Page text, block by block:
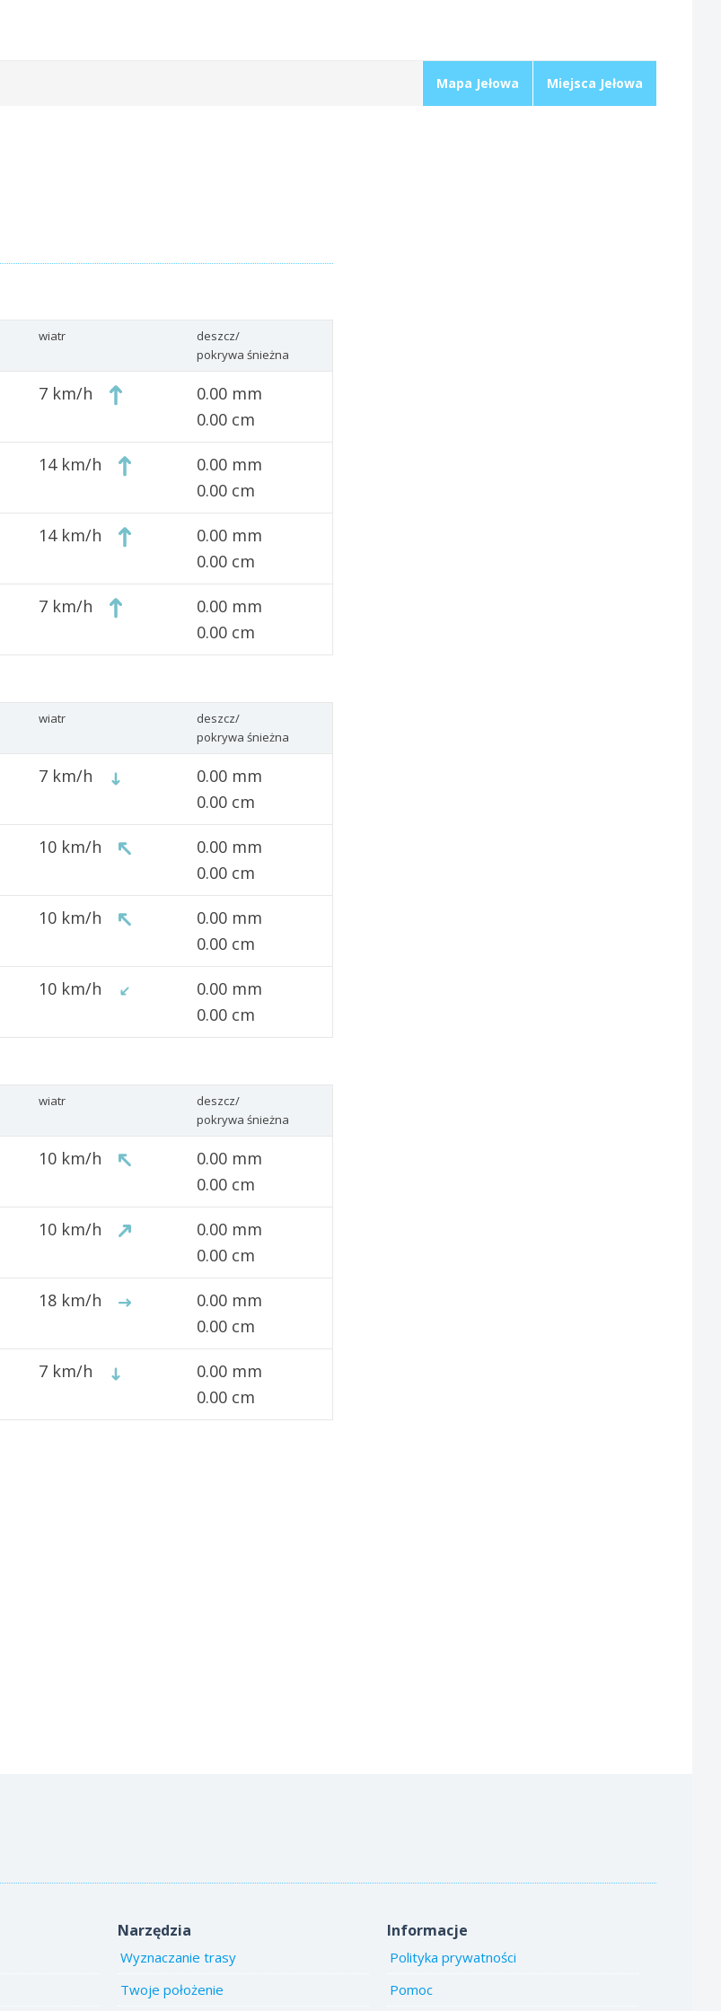
Mapa Jełowa Miejsca Jełowa
wiatr
deszcz/
pokrywa śnieżna
7 km/h
0.00 mm
0.00 cm
14 km/h
0.00 mm
0.00 cm
14 km/h
0.00 mm
0.00 cm
7 km/h
0.00 mm
0.00 cm
wiatr
deszcz/
pokrywa śnieżna
7 km/h
0.00 mm
0.00 cm
10 km/h
0.00 mm
0.00 cm
10 km/h
0.00 mm
0.00 cm
10 km/h
0.00 mm
0.00 cm
wiatr
deszcz/
pokrywa śnieżna
10 km/h
0.00 mm
0.00 cm
10 km/h
0.00 mm
0.00 cm
18 km/h
0.00 mm
0.00 cm
7 km/h
0.00 mm
0.00 cm
Narzędzia
Wyznaczanie trasy
Twoje położenie
Informacje
Polityka prywatności
Pomoc